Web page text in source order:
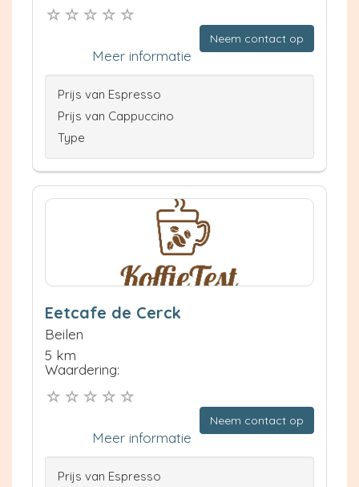
Neem contact op
Meer informatie
Prijs van Espresso
Prijs van Cappuccino
Type
Eetcafe de Cerck
Beilen
5 km
Waardering:
Neem contact op
Meer informatie
Prijs van Espresso